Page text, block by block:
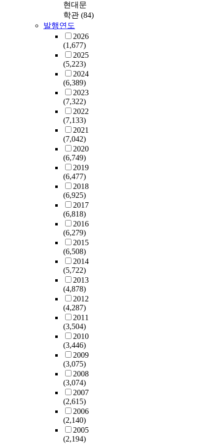
현대문
학관 (84)
발행연도
2026
(1,677)
2025
(5,223)
2024
(6,389)
2023
(7,322)
2022
(7,133)
2021
(7,042)
2020
(6,749)
2019
(6,477)
2018
(6,925)
2017
(6,818)
2016
(6,279)
2015
(6,508)
2014
(5,722)
2013
(4,878)
2012
(4,287)
2011
(3,504)
2010
(3,446)
2009
(3,075)
2008
(3,074)
2007
(2,615)
2006
(2,140)
2005
(2,194)